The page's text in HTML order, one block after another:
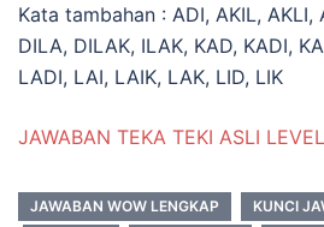
Kata tambahan : ADI, AKIL, AKLI,
DILA, DILAK, ILAK, KAD, KADI,
LADI, LAI, LAIK, LAK, LID, LIK
JAWABAN TEKA TEKI ASLI
JAWABAN WOW LENGKAP
KUNCI